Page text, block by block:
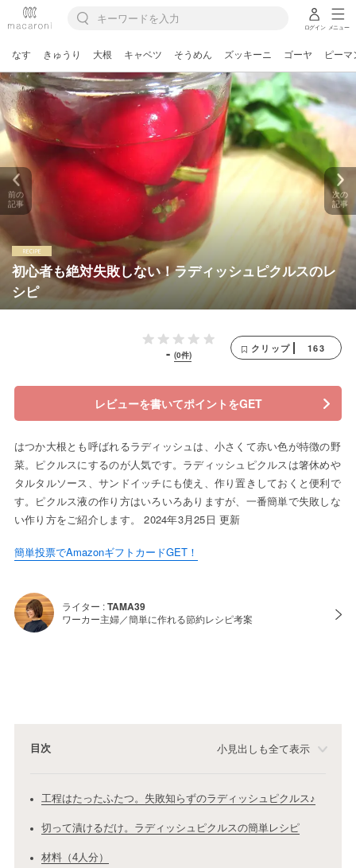
ログイン メニュー
なす きゅうり 大根 キャベツ そうめん ズッキーニ ゴーヤ ピーマ
初心者も絶対失敗しない！ラディッシュピクルスのレ
シピ
前の
記事
次の
記事
- (0件)
クリップ 163
レビューを書いてポイントをGET
はつか大根とも呼ばれるラディッシュは、小さくて赤い色が特徴の野
菜。ピクルスにするのが人気です。ラディッシュピクルスは箸休めや
タルタルソース、サンドイッチにも使え、作り置きしておくと便利で
す。ピクルス液の作り方はいろいろありますが、一番簡単で失敗しな
い作り方をご紹介します。 2024年3月25日 更新
簡単投票でAmazonギフトカードGET！
ライター :TAMA39
ワーカー主婦／簡単に作れる節約レシピ考案
目次 小見出しも全て表示
工程はたったふたつ。失敗知らずのラディッシュピクルス♪
切って漬けるだけ。ラディッシュピクルスの簡単レシピ
材料（4人分）